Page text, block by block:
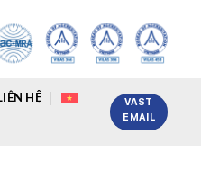
HỆ
VAST
EMAIL